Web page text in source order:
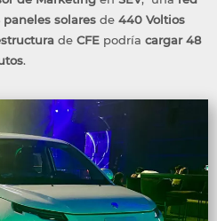
paneles solares de 440 Voltios
de CFE podría cargar 48
.